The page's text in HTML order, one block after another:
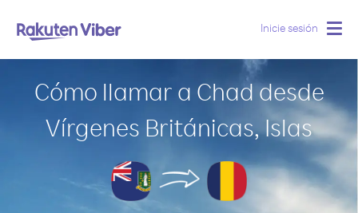
Inicie sesión
Cómo llamar a Chad desde
Vírgenes Británicas, Islas